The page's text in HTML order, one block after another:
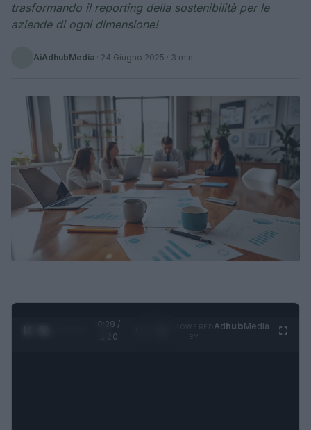
trasformando il reporting della sostenibilità per le
aziende di ogni dimensione!
AiAdhubMedia · 24 Giugno 2025 · 3 min
0:28 /
1:20
AdhubMedia